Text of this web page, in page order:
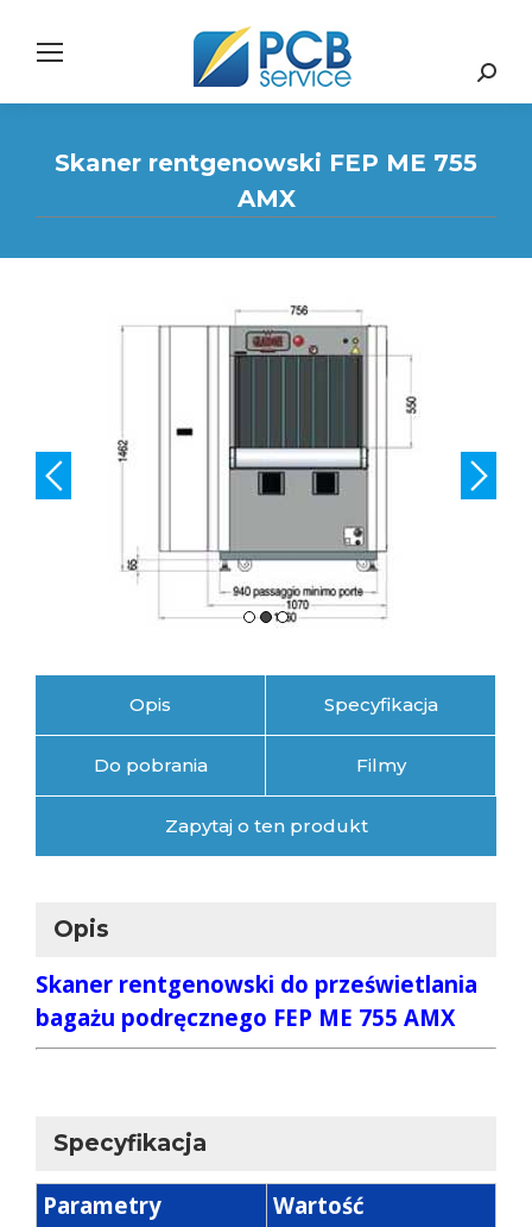
Search:
Skaner rentgenowski FEP ME 755
AMX
Opis Specyfikacja
Do pobrania Filmy
Zapytaj o ten produkt
Opis
Skaner rentgenowski do prześwietlania
bagażu podręcznego FEP ME 755 AMX
Specyfikacja
Parametry Wartość